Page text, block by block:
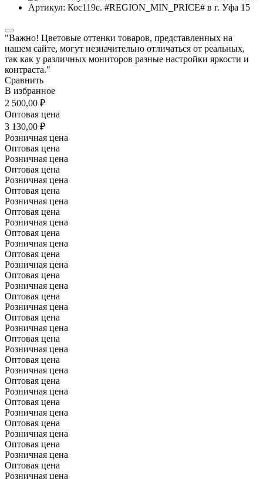
"Важно! Цветовые оттенки товаров, представленных на
нашем сайте, могут незначительно отличаться от реальных,
так как у различных мониторов разные настройки яркости и
контраста."
Сравнить
В избранное
2 500,00 ₽
Оптовая цена
3 130,00 ₽
Розничная цена
Оптовая цена
Розничная цена
Оптовая цена
Розничная цена
Оптовая цена
Розничная цена
Оптовая цена
Розничная цена
Оптовая цена
Розничная цена
Оптовая цена
Розничная цена
Оптовая цена
Розничная цена
Оптовая цена
Розничная цена
Оптовая цена
Розничная цена
Оптовая цена
Розничная цена
Оптовая цена
Розничная цена
Оптовая цена
Розничная цена
Оптовая цена
Розничная цена
Оптовая цена
Розничная цена
Оптовая цена
Розничная цена
Оптовая цена
Розничная цена